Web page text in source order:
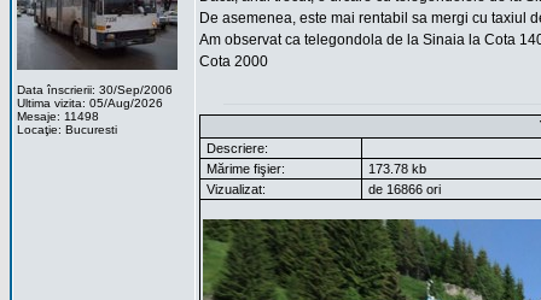
Data înscrierii: 30/Sep/2006
Ultima vizita: 05/Aug/2026
Mesaje: 11498
Locaţie: Bucuresti
De asemenea, este mai rentabil sa mergi cu taxiul
Am observat ca telegondola de la Sinaia la Cota
Cota 2000
Descriere:
Mărime fişier:
173.78 kb
Vizualizat:
de 16866 ori